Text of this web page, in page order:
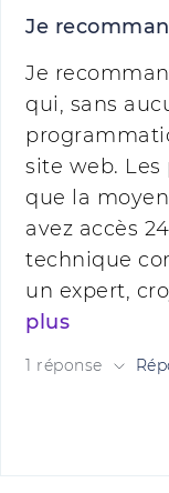
Je
Je
qui, sans
site web.
que la
avez accès
technique
un expert,
plus
1 réponse